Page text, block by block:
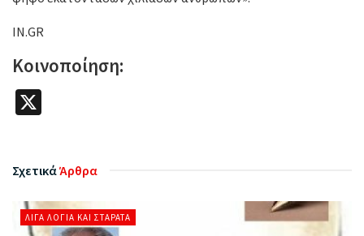
IN.GR
Κοινοποίηση:
ΣχετικάΆρθρα
ΛΊΓΑ ΛΌΓΙΑ ΚΑΙ ΣΤΑΡΆΤΑ